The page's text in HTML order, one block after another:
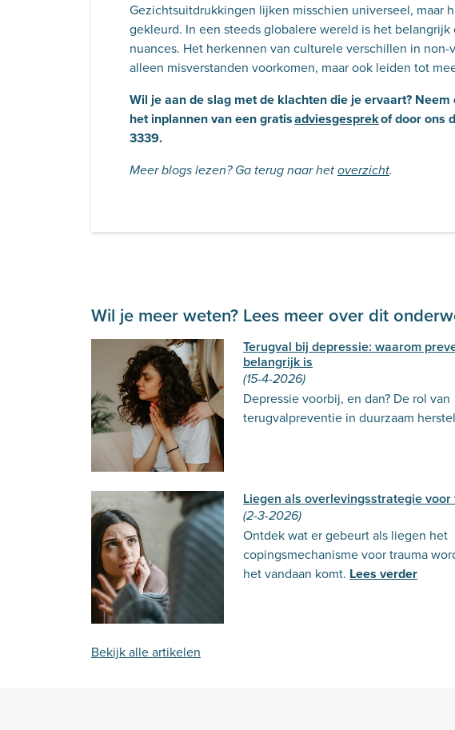
Gezichtsuitdrukkingen lijken misschien universeel, maar
gekleurd. In een steeds globalere wereld is het
nuances. Het herkennen van culturele verschillen in
alleen misverstanden voorkomen, maar ook leiden tot
Wil je aan de slag met de klachten die je ervaart?
het inplannen van een gratisadviesgesprekof door ons
3339.
Meer blogs lezen? Ga terug naar het overzicht.
Wil je meer weten? Lees meer over dit
Terugval bij depressie: waarom
belangrijk is
(15-4-2026)
Depressie voorbij, en dan? De rol van
terugvalpreventie in duurzaam herstel
Liegen als overlevingsstrategie voor
(2-3-2026)
Ontdek wat er gebeurt als liegen het
copingsmechanisme voor trauma
het vandaan komt. Lees verder
Bekijk alle artikelen